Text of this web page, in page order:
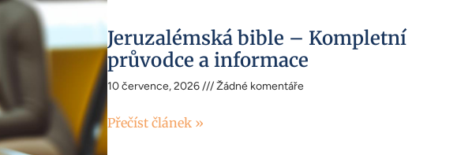
Jeruzalémská bible – Kompletní
průvodce a informace
10 července, 2026 Žádné komentáře
Přečíst článek »